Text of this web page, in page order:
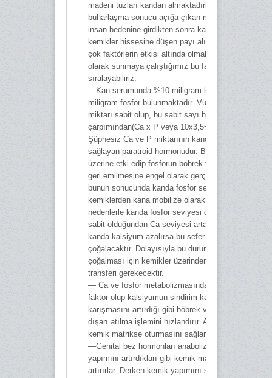
madeni tuzları kandan almaktadırlar. Yani tabiatta
buharlaşma sonucu açığa çıkan mineral tuzlar bir
insan bedenine girdikten sonra kana aktarılıp,
kemikler hissesine düşen payı alır. Tabiî ki bu
çok faktörlerin etkisi altında olmaktadır. Aşağıda
olarak sunmaya çalıştığımız bu faktörleri şöyle
sıralayabiliriz.
—Kan serumunda %10 miligram kalsiyum, %3,5
miligram fosfor bulunmaktadır. Vücutta Ca ve P
miktarı sabit olup, bu sabit sayı her ikisinin
çarpımından(Ca x P veya 10x3,5=35) elde
Şüphesiz Ca ve P miktarının kanda sabit kalmasını
sağlayan paratroid hormonudur. Bu hormon direk
üzerine etki edip fosforun böbrek tubuluslarından
geri emilmesine engel olarak gerçekleştirir.
bunun sonucunda kanda fosfor seviyesi düşer, Ca
kemiklerden kana mobilize olarak geçer. Şayet
nedenlerle kanda fosfor seviyesi düşerse Ca x P
sabit olduğundan Ca seviyesi artacak demektir, ya
kanda kalsiyum azalırsa bu sefer tam tersi fosfor
çoğalacaktır. Dolayısıyla bu durumda Ca seviyesinin
çoğalması için kemikler üzerinden kana kalsiyumun
transferi gerekecektir.
— Ca ve fosfor metabolizmasında D12 vitamini
faktör olup kalsiyumun sindirim kanalından kana
karışmasını artırdığı gibi böbrek vasıtasıyla da
dışarı atılma işlemini hızlandırır. Ayrıca kalsiyumun
kemik matrikse oturmasını sağlar.
—Genital bez hormonları anabolizan etki gösterip
yapımını artırdıkları gibi kemik matriksin aktivitesini
artırırlar. Derken kemik yapımını süratlendirmiş